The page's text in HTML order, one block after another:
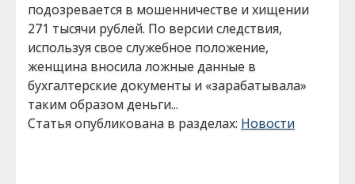
подозревается в мошенничестве и хищении
271 тысячи рублей. По версии следствия,
используя свое служебное положение,
женщина вносила ложные данные в
бухгалтерские документы и «зарабатывала»
таким образом деньги...
Статья опубликована в разделах: Новости